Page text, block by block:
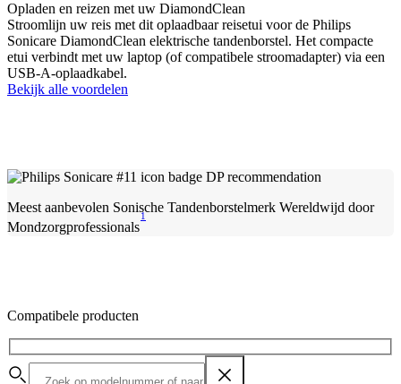
Opladen en reizen met uw DiamondClean
Stroomlijn uw reis met dit oplaadbaar reisetui voor de Philips
Sonicare DiamondClean elektrische tandenborstel. Het compacte
etui verbindt met uw laptop (of compatibele stroomadapter) via een
USB-A-oplaadkabel.
Bekijk alle voordelen
Meest aanbevolen Sonische Tandenborstelmerk Wereldwijd door
Mondzorgprofessionals
1
Compatibele producten